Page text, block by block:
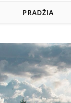
PRADŽIA